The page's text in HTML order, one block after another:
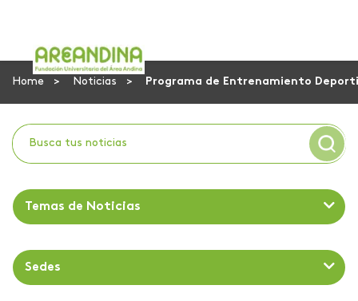
Home Noticias Programa de Entrenamiento
Temas de Noticias
Sedes